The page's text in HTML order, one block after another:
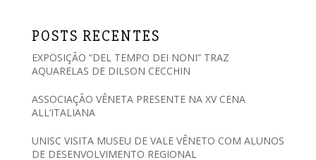
POSTS RECENTES
EXPOSIÇÃO “DEL TEMPO DEI NONI” TRAZ
AQUARELAS DE DILSON CECCHIN
ASSOCIAÇÃO VÊNETA PRESENTE NA XV CENA
ALL’ITALIANA
UNISC VISITA MUSEU DE VALE VÊNETO COM ALUNOS
DE DESENVOLVIMENTO REGIONAL